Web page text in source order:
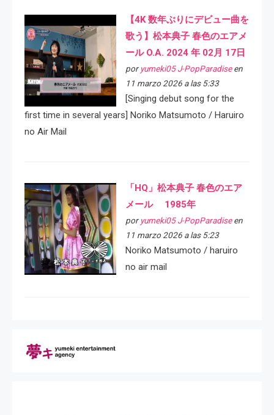
【4K 数年ぶりにデビュー曲を
歌う】松本典子 春色のエアメ
ール O.A. 2024 年 02月 17日
por yumeki05 J-PopParadiseen
11 marzo 2026 a las 5:33
[Singing debut song for the
first time in several years] Noriko Matsumoto / Haruiro
no Air Mail
「HQ」松本典子 春色のエア
メール 1985年
por yumeki05 J-PopParadiseen
11 marzo 2026 a las 5:23
Noriko Matsumoto / haruiro
no air mail